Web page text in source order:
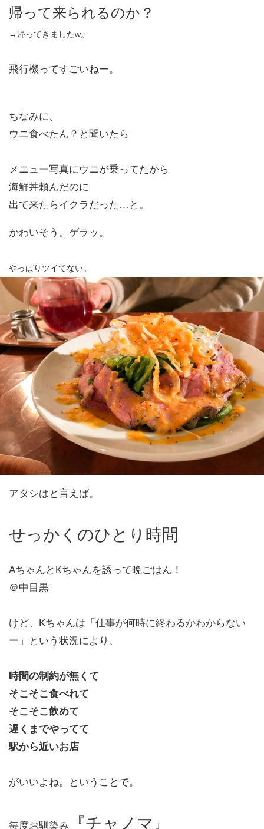
帰って来られるのか？
→帰ってきましたw。
飛行機ってすごいねー。
ちなみに、
ウニ食べたん？と聞いたら
メニュー写真にウニが乗ってたから
海鮮丼頼んだのに
出て来たらイクラだった…と。
かわいそう。ゲラッ。
やっぱりツイてない。
アタシはと言えば。
せっかくのひとり時間
AちゃんとKちゃんを誘って晩ごはん！
＠中目黒
けど、Kちゃんは「仕事が何時に終わるかわからない
ー」という状況により、
時間の制約が無くて
そこそこ食べれて
そこそこ飲めて
遅くまでやってて
駅から近いお店
がいいよね。ということで。
毎度お馴染み 『チャノマ』